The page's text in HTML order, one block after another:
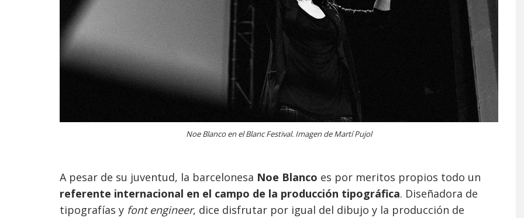
Noe Blanco en el Blanc Festival. Imagen de Martí Pujol
A pesar de su juventud, la barcelonesa Noe Blanco es por meritos propios todo un
referente internacional en el campo de la producción tipográfica. Diseñadora de
tipografías y font engineer, dice disfrutar por igual del dibujo y la producción de